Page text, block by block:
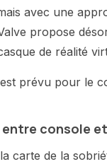
avec une
propose
de réalité
prévu pour le
console
carte de la